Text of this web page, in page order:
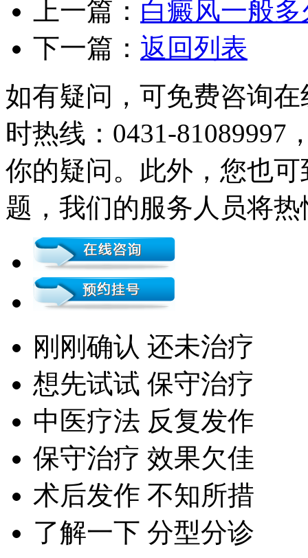
上一篇： 白癜风一般
下一篇： 返回列表
如有疑问，可免费咨询
时热线：0431-81089997
你的疑问。此外，您也
题，我们的服务人员将
刚刚确认 还未治疗
想先试试 保守治疗
中医疗法 反复发作
保守治疗 效果欠佳
术后发作 不知所措
了解一下 分型分诊